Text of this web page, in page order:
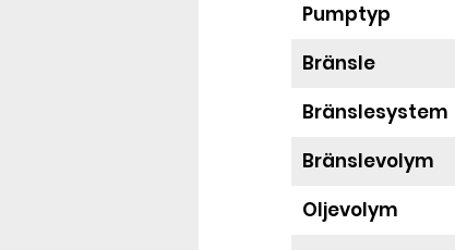
Pumptyp
Bränsle
Bränslesystem
Bränslevolym
Oljevolym